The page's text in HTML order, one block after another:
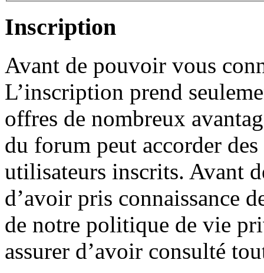
Inscription
Avant de pouvoir vous
L’inscription prend
offres de nombreux
du forum peut accorder
utilisateurs inscrits. Avant
d’avoir pris connaissance
de notre politique de vie
assurer d’avoir consulté